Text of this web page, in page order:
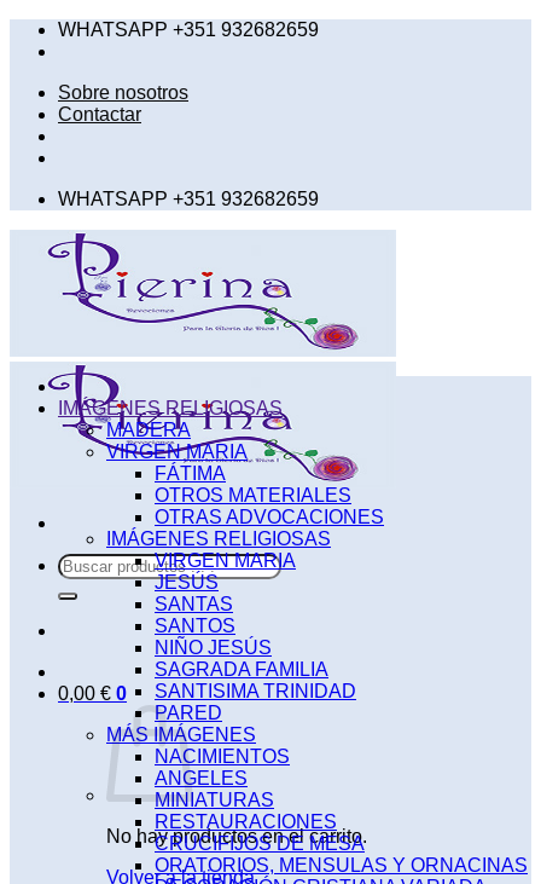
SaltarWHATSAPP +351 932682659
Sobre nosotros
Contactar
WHATSAPP +351 932682659
Buscar
por:
0,00 € 0
No hay productos en el carrito.
Volver a la tienda
IMÁGENES RELIGIOSAS
MADERA
VIRGEN MARIA
FÁTIMA
OTROS MATERIALES
OTRAS ADVOCACIONES
IMÁGENES RELIGIOSAS
VIRGEN MARIA
JESÚS
SANTAS
SANTOS
NIÑO JESÚS
SAGRADA FAMILIA
SANTISIMA TRINIDAD
PARED
MÁS IMÁGENES
NACIMIENTOS
ANGELES
MINIATURAS
RESTAURACIONES
CRUCIFIJOS DE MESA
ORATORIOS, MENSULAS Y ORNACINAS